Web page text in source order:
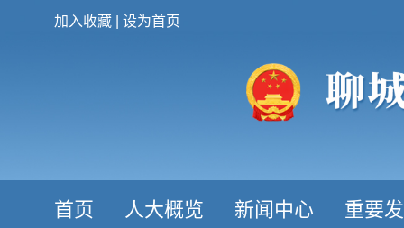
加入收藏 设为首页
首页 人大概览 新闻中心 重要